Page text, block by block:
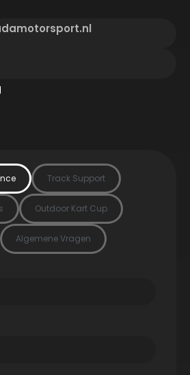
Track Support
Outdoor Kart Cup
Algemene Vragen